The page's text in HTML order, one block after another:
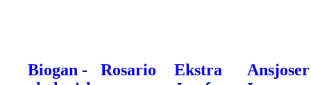
Biogan -
Rosario
Ekstra
Ansjoser